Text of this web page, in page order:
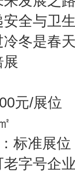
全与卫
冬是春
元/展位
标准展
字号企